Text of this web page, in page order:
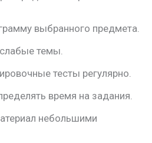
выбранного предмета.
темы.
тесты регулярно.
время на задания.
небольшими